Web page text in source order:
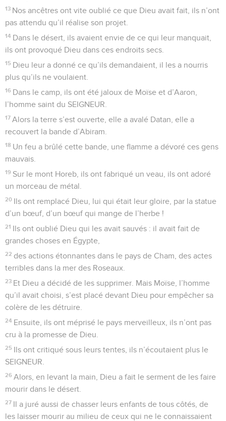
13 Nos ancêtres ont vite oublié ce que Dieu avait fait, ils n’ont
pas attendu qu’il réalise son projet.
14 Dans le désert, ils avaient envie de ce qui leur manquait,
ils ont provoqué Dieu dans ces endroits secs.
15 Dieu leur a donné ce qu’ils demandaient, il les a nourris
plus qu’ils ne voulaient.
16 Dans le camp, ils ont été jaloux de Moïse et d’Aaron,
l’homme saint du SEIGNEUR.
17 Alors la terre s’est ouverte, elle a avalé Datan, elle a
recouvert la bande d’Abiram.
18 Un feu a brûlé cette bande, une flamme a dévoré ces gens
mauvais.
19 Sur le mont Horeb, ils ont fabriqué un veau, ils ont adoré
un morceau de métal.
20 Ils ont remplacé Dieu, lui qui était leur gloire, par la statue
d’un bœuf, d’un bœuf qui mange de l’herbe !
21 Ils ont oublié Dieu qui les avait sauvés : il avait fait de
grandes choses en Égypte,
22 des actions étonnantes dans le pays de Cham, des actes
terribles dans la mer des Roseaux.
23 Et Dieu a décidé de les supprimer. Mais Moïse, l’homme
qu’il avait choisi, s’est placé devant Dieu pour empêcher sa
colère de les détruire.
24 Ensuite, ils ont méprisé le pays merveilleux, ils n’ont pas
cru à la promesse de Dieu.
25 Ils ont critiqué sous leurs tentes, ils n’écoutaient plus le
SEIGNEUR.
26 Alors, en levant la main, Dieu a fait le serment de les faire
mourir dans le désert.
27 Il a juré aussi de chasser leurs enfants de tous côtés, de
les laisser mourir au milieu de ceux qui ne le connaissaient